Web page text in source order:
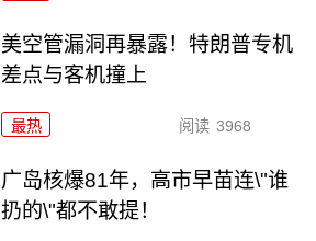
美空管漏洞再暴露！特朗普专机
差点与客机撞上
最热 阅读 3968
广岛核爆81年，高市早苗连\"谁
扔的\"都不敢提！